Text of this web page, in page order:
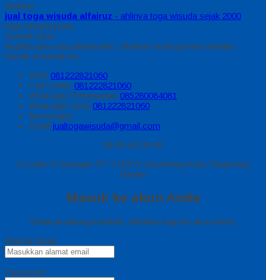
Sidebar
jual toga wisuda alfairuz - ahlinya toga wisuda sejak 2000
toga wisuda juara
Kontak Kami
Apabila ada yang ditanyakan, silahkan hubungi kami melalui
kontak di bawah ini.
SMS 081222821060
Call Center 081222821060
Whatsapp Pemesanan 085280084081
Whatsapp Syifa 081222821060
Messenger
Email jualtogawisuda@gmail.com
08.00 s/d 20.00
Jl Letda D Suprapto RT 3 RW 5 Gerendeng Kota Tangerang
Banten
Masuk ke akun Anda
Selamat datang kembali, silahkan login ke akun Anda.
Alamat Email
Password